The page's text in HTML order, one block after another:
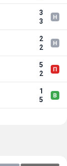
3
3
2
2
5
2
1
5